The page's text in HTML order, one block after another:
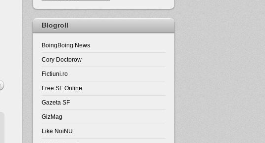
Blogroll
BoingBoing News
Cory Doctorow
Fictiuni.ro
Free SF Online
Gazeta SF
GizMag
Like NoiNU